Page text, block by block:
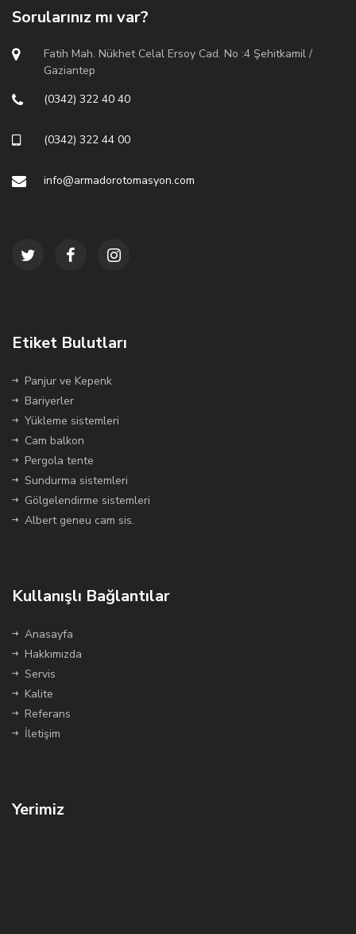
Sorularınız mı var?
Fatih Mah. Nükhet Celal Ersoy Cad. No :4 Şehitkamil /
Gaziantep
(0342) 322 40 40
(0342) 322 44 00
info@armadorotomasyon.com
Etiket Bulutları
Panjur ve Kepenk
Bariyerler
Yükleme sistemleri
Cam balkon
Pergola tente
Sundurma sistemleri
Gölgelendirme sistemleri
Albert geneu cam sis.
Kullanışlı Bağlantılar
Anasayfa
Hakkımızda
Servis
Kalite
Referans
İletişim
Yerimiz